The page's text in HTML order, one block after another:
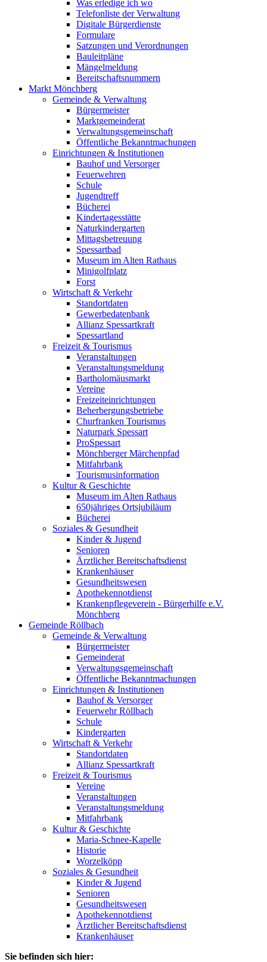
Was erledige ich wo
Telefonliste der Verwaltung
Digitale Bürgerdienste
Formulare
Satzungen und Verordnungen
Bauleitpläne
Mängelmeldung
Bereitschaftsnummern
Markt Mönchberg
Gemeinde & Verwaltung
Bürgermeister
Marktgemeinderat
Verwaltungsgemeinschaft
Öffentliche Bekanntmachungen
Einrichtungen & Institutionen
Bauhof und Versorger
Feuerwehren
Schule
Jugendtreff
Bücherei
Kindertagesstätte
Naturkindergarten
Mittagsbetreuung
Spessartbad
Museum im Alten Rathaus
Minigolfplatz
Forst
Wirtschaft & Verkehr
Standortdaten
Gewerbedatenbank
Allianz Spessartkraft
Spessartland
Freizeit & Tourismus
Veranstaltungen
Veranstaltungsmeldung
Bartholomäusmarkt
Vereine
Freizeiteinrichtungen
Beherbergungsbetriebe
Churfranken Tourismus
Naturpark Spessart
ProSpessart
Mönchberger Märchenpfad
Mitfahrbank
Tourismusinformation
Kultur & Geschichte
Museum im Alten Rathaus
650jähriges Ortsjubiläum
Bücherei
Soziales & Gesundheit
Kinder & Jugend
Senioren
Ärztlicher Bereitschaftsdienst
Krankenhäuser
Gesundheitswesen
Apothekennotdienst
Krankenpflegeverein - Bürgerhilfe e.V.
Mönchberg
Gemeinde Röllbach
Gemeinde & Verwaltung
Bürgermeister
Gemeinderat
Verwaltungsgemeinschaft
Öffentliche Bekanntmachungen
Einrichtungen & Institutionen
Bauhof & Versorger
Feuerwehr Röllbach
Schule
Kindergarten
Wirtschaft & Verkehr
Standortdaten
Allianz Spessartkraft
Freizeit & Tourismus
Vereine
Veranstaltungen
Veranstaltungsmeldung
Mitfahrbank
Kultur & Geschichte
Maria-Schnee-Kapelle
Historie
Worzelköpp
Soziales & Gesundheit
Kinder & Jugend
Senioren
Gesundheitswesen
Apothekennotdienst
Ärztlicher Bereitschaftsdienst
Krankenhäuser
Sie befinden sich hier: